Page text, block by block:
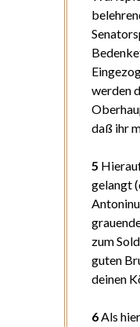
werden
daß ihr
5
gelangt
zum
guten
deinen
6Als